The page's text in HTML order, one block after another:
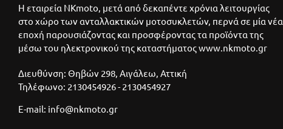
Η εταιρεία NKmoto, μετά από δεκαπέντε χρόνια λειτουργίας
στο χώρο των ανταλλακτικών μοτοσυκλετών, περνά σε μία νέα
εποχή παρουσιάζοντας και προσφέροντας τα προϊόντα της
μέσω του ηλεκτρονικού της καταστήματος www.nkmoto.gr
Διευθύνση: Θηβών 298, Αιγάλεω, Αττική
Τηλέφωνο: 2130454926 - 2130454927
E-mail: info@nkmoto.gr